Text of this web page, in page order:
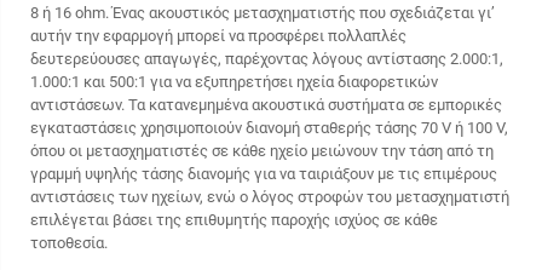
8 ή 16 ohm. Ένας ακουστικός μετασχηματιστής που σχεδιάζεται γι’
αυτήν την εφαρμογή μπορεί να προσφέρει πολλαπλές
δευτερεύουσες απαγωγές, παρέχοντας λόγους αντίστασης 2.000:1,
1.000:1 και 500:1 για να εξυπηρετήσει ηχεία διαφορετικών
αντιστάσεων. Τα κατανεμημένα ακουστικά συστήματα σε εμπορικές
εγκαταστάσεις χρησιμοποιούν διανομή σταθερής τάσης 70 V ή 100 V,
όπου οι μετασχηματιστές σε κάθε ηχείο μειώνουν την τάση από τη
γραμμή υψηλής τάσης διανομής για να ταιριάξουν με τις επιμέρους
αντιστάσεις των ηχείων, ενώ ο λόγος στροφών του μετασχηματιστή
επιλέγεται βάσει της επιθυμητής παροχής ισχύος σε κάθε
τοποθεσία.